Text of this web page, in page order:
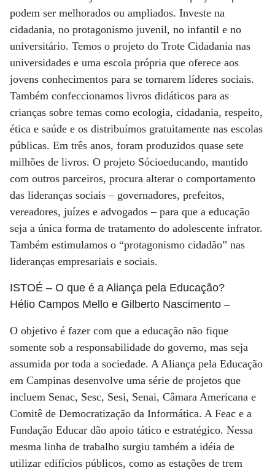
podem ser melhorados ou ampliados. Investe na
cidadania, no protagonismo juvenil, no infantil e no
universitário. Temos o projeto do Trote Cidadania nas
universidades e uma escola própria que oferece aos
jovens conhecimentos para se tornarem líderes sociais.
Também confeccionamos livros didáticos para as
crianças sobre temas como ecologia, cidadania, respeito,
ética e saúde e os distribuímos gratuitamente nas escolas
públicas. Em três anos, foram produzidos quase sete
milhões de livros. O projeto Sócioeducando, mantido
com outros parceiros, procura alterar o comportamento
das lideranças sociais – governadores, prefeitos,
vereadores, juízes e advogados – para que a educação
seja a única forma de tratamento do adolescente infrator.
Também estimulamos o “protagonismo cidadão” nas
lideranças empresariais e sociais.
ISTOÉ – O que é a Aliança pela Educação?
Hélio Campos Mello e Gilberto Nascimento –
O objetivo é fazer com que a educação não fique
somente sob a responsabilidade do governo, mas seja
assumida por toda a sociedade. A Aliança pela Educação
em Campinas desenvolve uma série de projetos que
incluem Senac, Sesc, Sesi, Senai, Câmara Americana e
Comitê de Democratização da Informática. A Feac e a
Fundação Educar dão apoio tático e estratégico. Nessa
mesma linha de trabalho surgiu também a idéia de
utilizar edifícios públicos, como as estações de trem